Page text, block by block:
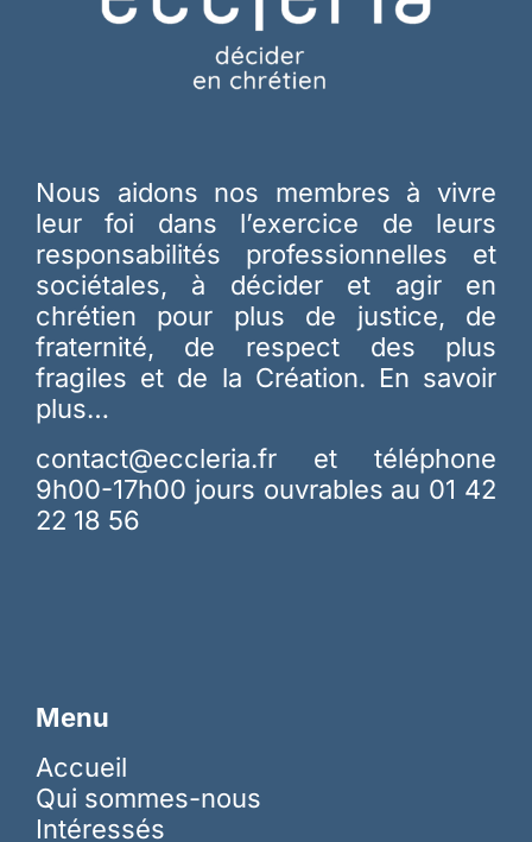
Nous aidons nos membres à vivre
leur foi dans l’exercice de leurs
responsabilités professionnelles et
sociétales, à décider et agir en
chrétien pour plus de justice, de
fraternité, de respect des plus
fragiles et de la Création. En savoir
plus…
contact@eccleria.fr et téléphone
9h00-17h00 jours ouvrables au 01 42
22 18 56
Menu
Accueil
Qui sommes-nous
Intéressés